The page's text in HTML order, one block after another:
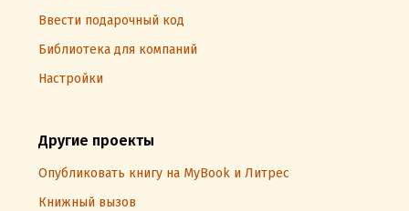
Ввести подарочный код
Библиотека для компаний
Настройки
Другие проекты
Опубликовать книгу на MyBook и Литрес
Книжный вызов